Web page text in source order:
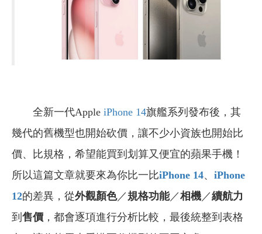
全新一代Apple iPhone 14旗艦系列發布後，其
幾代的舊機型也開始砍價，讓不少小資族也開始比
價、比規格，希望能買到划算又便宜的蘋果手機！
所以這篇文章就要來為你比一比iPhone 14、 iPhone
12的差異，從外觀顏色／ 規格功能／相機／續航力
到 售價 ，都會逐項進行分析比較，最後統整到表格